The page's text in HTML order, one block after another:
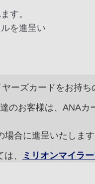
す。
を進呈い
ーズカードをお持
のお客様は、ANA
合に進呈いたします
、
ミリオンマイラ